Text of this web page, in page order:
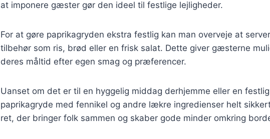
at imponere gæster gør den ideel til festlige lejligheder.
For at gøre paprikagryden ekstra festlig kan man overveje at
tilbehør som ris, brød eller en frisk salat. Dette giver gæsterne
deres måltid efter egen smag og præferencer.
Uanset om det er til en hyggelig middag derhjemme eller en
paprikagryde med fennikel og andre lækre ingredienser helt
ret, der bringer folk sammen og skaber gode minder omkring